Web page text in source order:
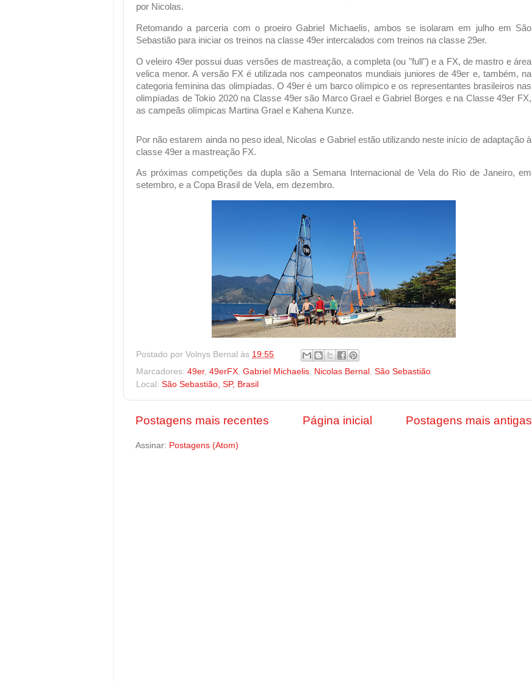
por Nicolas.
Retomando a parceria com o proeiro Gabriel Michaelis, ambos se isolaram em julho em São
Sebastião para iniciar os treinos na classe 49er intercalados com treinos na classe 29er.
O veleiro 49er possui duas versões de mastreação, a completa (ou "full") e a FX, de mastro e área
velica menor. A versão FX é utilizada nos campeonatos mundiais juniores de 49er e, também, na
categoria feminina das olimpíadas. O 49er é um barco olímpico e os representantes brasileiros nas
olimpíadas de Tokio 2020 na Classe 49er são Marco Grael e Gabriel Borges e na Classe 49er FX,
as campeãs olímpicas Martina Grael e Kahena Kunze.
Por não estarem ainda no peso ideal, Nicolas e Gabriel estão utilizando neste início de adaptação à
classe 49er a mastreação FX.
As próximas competições da dupla são a Semana Internacional de Vela do Rio de Janeiro, em
setembro, e a Copa Brasil de Vela, em dezembro.
Postado por Volnys Bernal às 19:55
Marcadores: 49er, 49erFX Gabriel Michaelis Nicolas Bernal São Sebastião
Local: São Sebastião, SP, Brasil
Postagens mais recentes Postagens mais antigas
Página inicial
Assinar: Postagens (Atom)